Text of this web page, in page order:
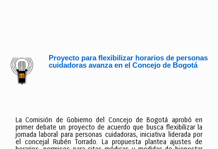
Proyecto para flexibilizar horarios de personas
cuidadoras avanza en el Concejo de Bogotá
La Comisión de Gobierno del Concejo de Bogotá aprobó en
primer debate un proyecto de acuerdo que busca flexibilizar la
jornada laboral para personas cuidadoras, iniciativa liderada por
el concejal Rubén Torrado. La propuesta plantea ajustes de